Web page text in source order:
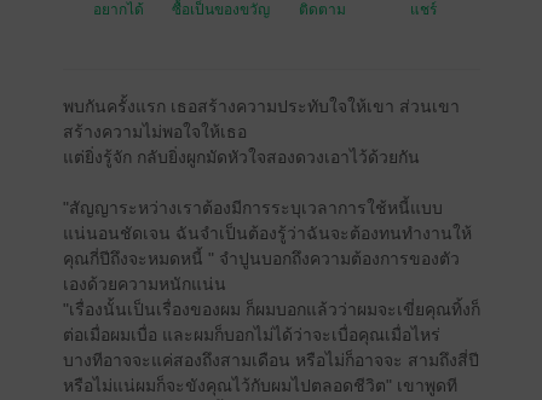
อยากได้ ซื้อเป็นของขวัญ ติดตาม แชร์
พบกันครั้งแรก เธอสร้างความประทับใจให้เขา ส่วนเขา
สร้างความไม่พอใจให้เธอ
แต่ยิ่งรู้จัก กลับยิ่งผูกมัดหัวใจสองดวงเอาไว้ด้วยกัน
"สัญญาระหว่างเราต้องมีการระบุเวลาการใช้หนี้แบบ
แน่นอนชัดเจน ฉันจำเป็นต้องรู้ว่าฉันจะต้องทนทำงานให้
คุณกี่ปีถึงจะหมดหนี้ " จำปูนบอกถึงความต้องการของตัว
เองด้วยความหนักแน่น
"เรื่องนั้นเป็นเรื่องของผม ก็ผมบอกแล้วว่าผมจะเขี่ยคุณทิ้งก็
ต่อเมื่อผมเบื่อ และผมก็บอกไม่ได้ว่าจะเบื่อคุณเมื่อไหร่
บางทีอาจจะแค่สองถึงสามเดือน หรือไม่ก็อาจจะ สามถึงสี่ปี
หรือไม่แน่ผมก็จะขังคุณไว้กับผมไปตลอดชีวิต" เขาพูดที